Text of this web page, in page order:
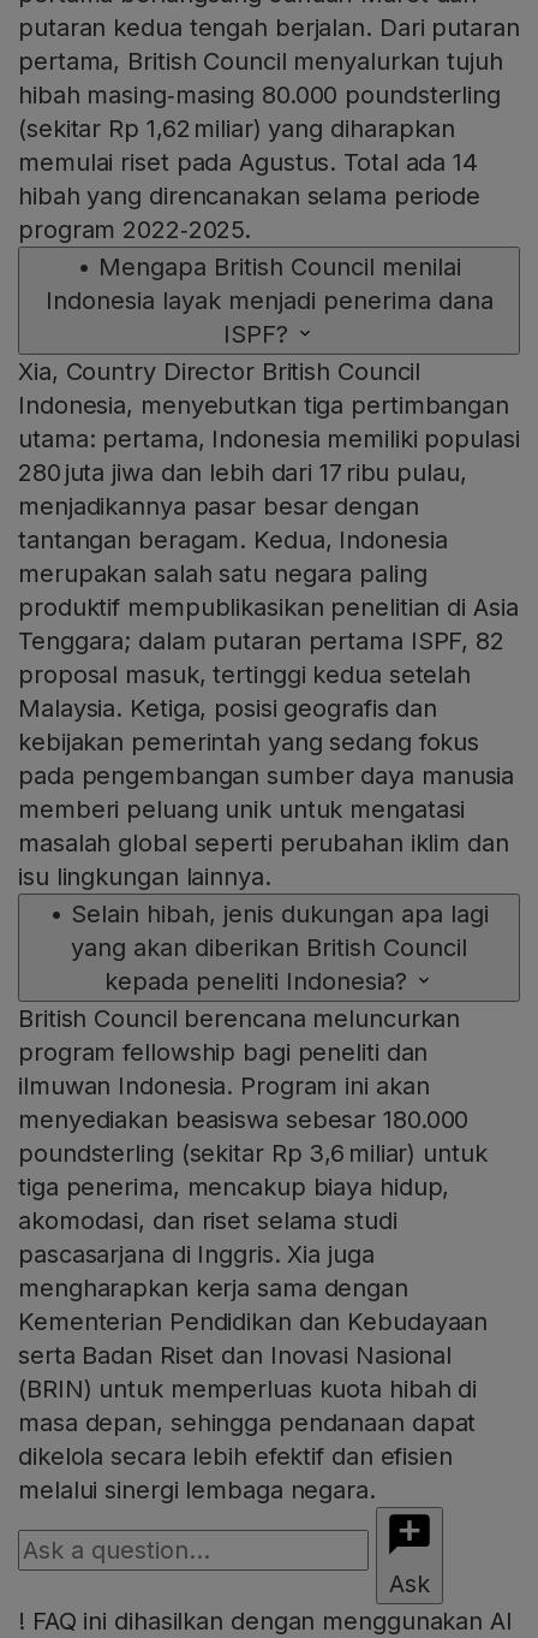
putaran kedua tengah berjalan. Dari putaran
pertama, British Council menyalurkan tujuh
hibah masing‑masing 80.000 poundsterling
(sekitar Rp 1,62 miliar) yang diharapkan
memulai riset pada Agustus. Total ada 14
hibah yang direncanakan selama periode
program 2022‑2025.
• Mengapa British Council menilai
Indonesia layak menjadi penerima dana
ISPF?
Xia, Country Director British Council
Indonesia, menyebutkan tiga pertimbangan
utama: pertama, Indonesia memiliki populasi
280 juta jiwa dan lebih dari 17 ribu pulau,
menjadikannya pasar besar dengan
tantangan beragam. Kedua, Indonesia
merupakan salah satu negara paling
produktif mempublikasikan penelitian di Asia
Tenggara; dalam putaran pertama ISPF, 82
proposal masuk, tertinggi kedua setelah
Malaysia. Ketiga, posisi geografis dan
kebijakan pemerintah yang sedang fokus
pada pengembangan sumber daya manusia
memberi peluang unik untuk mengatasi
masalah global seperti perubahan iklim dan
isu lingkungan lainnya.
• Selain hibah, jenis dukungan apa lagi
yang akan diberikan British Council
kepada peneliti Indonesia?
British Council berencana meluncurkan
program fellowship bagi peneliti dan
ilmuwan Indonesia. Program ini akan
menyediakan beasiswa sebesar 180.000
poundsterling (sekitar Rp 3,6 miliar) untuk
tiga penerima, mencakup biaya hidup,
akomodasi, dan riset selama studi
pascasarjana di Inggris. Xia juga
mengharapkan kerja sama dengan
Kementerian Pendidikan dan Kebudayaan
serta Badan Riset dan Inovasi Nasional
(BRIN) untuk memperluas kuota hibah di
masa depan, sehingga pendanaan dapat
dikelola secara lebih efektif dan efisien
melalui sinergi lembaga negara.
Ask
! FAQ ini dihasilkan dengan menggunakan AI